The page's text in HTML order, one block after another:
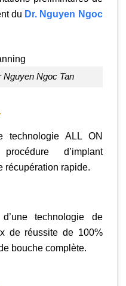
du Dr. Nguyen Ngoc
Nguyen Ngoc Tan
technologie ALL ON
d’implant
récupération rapide.
technologie de
de réussite de 100%
bouche complète.